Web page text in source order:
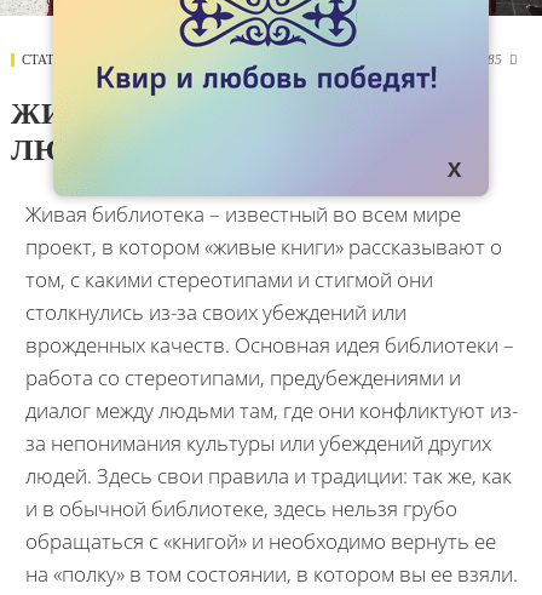
СТАТЬИ 4885 
ЖИВЫЕ КНИГИ – ДЛЯ ЖИВЫХ
ЛЮДЕЙ
Живая библиотека – известный во всем мире
проект, в котором «живые книги» рассказывают о
том, с какими стереотипами и стигмой они
столкнулись из-за своих убеждений или
врожденных качеств. Основная идея библиотеки –
работа со стереотипами, предубеждениями и
диалог между людьми там, где они конфликтуют из-
за непонимания культуры или убеждений других
людей. Здесь свои правила и традиции: так же, как
и в обычной библиотеке, здесь нельзя грубо
обращаться с «книгой» и необходимо вернуть ее
на «полку» в том состоянии, в котором вы ее взяли.